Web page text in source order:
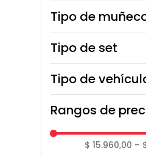
Robot
Mascota
Tipo de
Sorpresa
Tipo de set
Musical
Moldeables
Tipo de
Rangos de
$ 15.960,00 –